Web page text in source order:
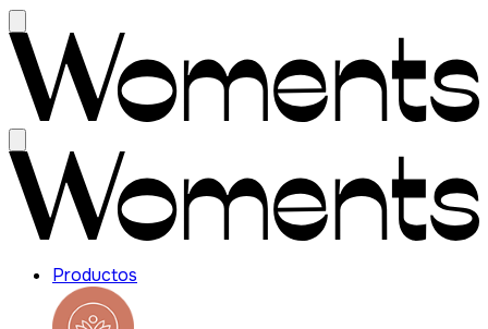
Productos